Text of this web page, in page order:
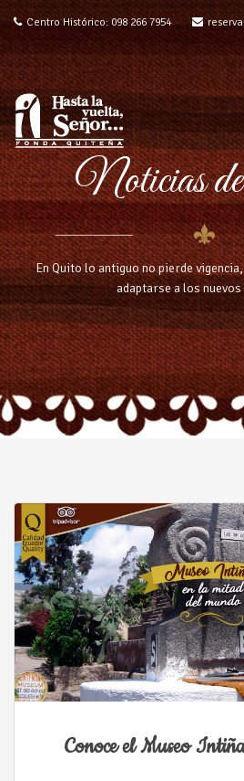
Centro Histórico: 098 266 7954
Noticias de
En Quito lo antiguo no pierde
adaptarse a los
Conoce el Museo